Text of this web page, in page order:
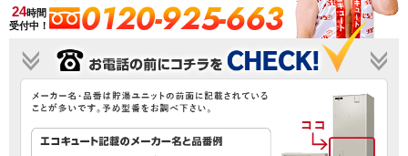
24時間
受付中！
0120-925-663